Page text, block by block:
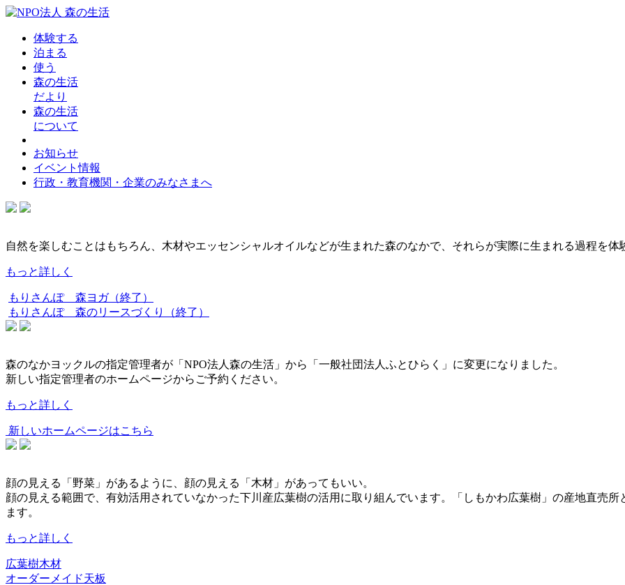
体験する
泊まる
使う
森の生活
だより
森の生活
について
お知らせ
イベント情報
行政・教育機関・企業のみなさまへ
自然を楽しむことはもちろん、木材やエッセンシャルオイルなどが生まれた森のなかで、それらが実際に生まれる過程を体
もっと詳しく
もりさんぽ 森ヨガ（終了）
もりさんぽ 森のリースづくり（終了）
森のなかヨックルの指定管理者が「NPO法人森の生活」から「一般社団法人ふとひらく」に変更になりました。
新しい指定管理者のホームページからご予約ください。
もっと詳しく
新しいホームページはこちら
顔の見える「野菜」があるように、顔の見える「木材」があってもいい。
顔の見える範囲で、有効活用されていなかった下川産広葉樹の活用に取り組んでいます。「しもかわ広葉樹」の産地直売
ます。
もっと詳しく
広葉樹木材
オーダーメイド天板